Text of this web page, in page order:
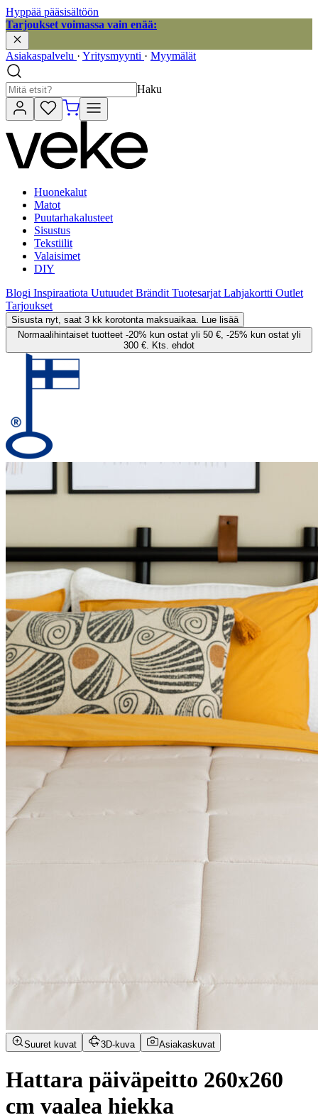
Hyppää pääsisältöön
Tarjoukset voimassa vain enää:
Asiakaspalvelu · Yritysmyynti · Myymälät
Haku
Huonekalut
Matot
Puutarhakalusteet
Sisustus
Tekstiilit
Valaisimet
DIY
Blogi Inspiraatiota Uutuudet Brändit Tuotesarjat Lahjakortti Outlet
Tarjoukset
Sisusta nyt, saat 3 kk korotonta maksuaikaa. Lue lisää
Normaalihintaiset tuotteet -20% kun ostat yli 50 €, -25% kun ostat yli
300 €. Kts. ehdot
Suuret kuvat 3D-kuva Asiakaskuvat
Hattara päiväpeitto 260x260
cm vaalea hiekka